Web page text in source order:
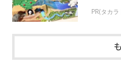
「可愛い～ただひたすら
PR(タカ